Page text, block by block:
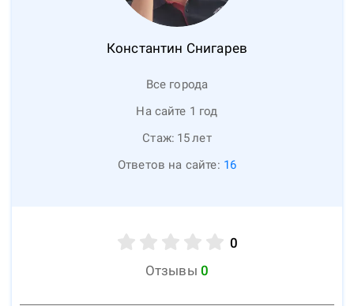
Константин Снигарев
Все города
На сайте 1 год
Стаж: 15лет
Ответов на сайте: 16
0
Отзывы 0